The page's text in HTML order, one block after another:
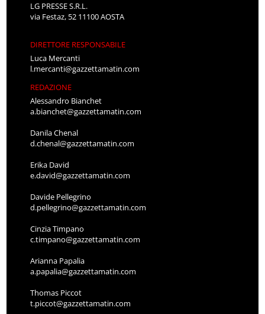
LG PRESSE S.R.L.
via Festaz, 52 11100 AOSTA
DIRETTORE RESPONSABILE
Luca Mercanti
l.mercanti@gazzettamatin.com
REDAZIONE
Alessandro Bianchet
a.bianchet@gazzettamatin.com
Danila Chenal
d.chenal@gazzettamatin.com
Erika David
e.david@gazzettamatin.com
Davide Pellegrino
d.pellegrino@gazzettamatin.com
Cinzia Timpano
c.timpano@gazzettamatin.com
Arianna Papalia
a.papalia@gazzettamatin.com
Thomas Piccot
t.piccot@gazzettamatin.com